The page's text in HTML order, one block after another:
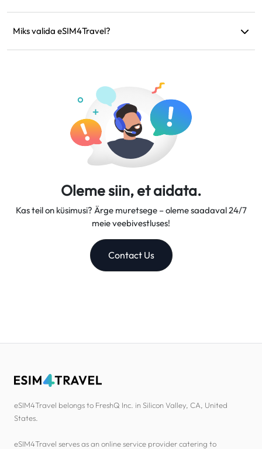
tehnilised probleemid, saate taotleda tagasimakset.
Miks valida eSIM4Travel?
Oleme siin, et aidata.
Kas teil on küsimusi? Ärge muretsege – oleme saadaval 24/7
meie veebivestluses!
Contact Us
eSIM4Travel belongs to FreshQ Inc. in Silicon Valley, CA, United
States.
eSIM4Travel serves as an online service provider catering to